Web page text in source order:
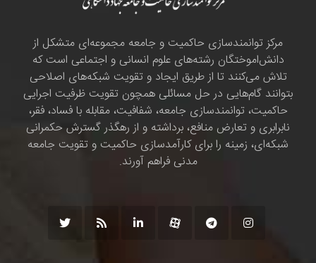
مرکز توانمندسازی حاکمیت و جامعه مجموعه‌ای متشکل از
دانش‌اموختگان رشته‌های علوم انسانی و اجتماعی است که
تلاش می‌کنند تا از طریق ایجاد و تقویت شبکه‌های اصلاحی
بتوانند گام‌هایی در حل مسائلی همچون تقویت ظرفیت اجرایی
حاکمیت، توانمندسازی جامعه، شفافیت، مقابله با فساد، فقر،
نابرابری و تعارض منافع، برداشته و از رهگذر گسترش حکمرانی
شبکه‌ای، زمینه را برای کارآمدسازی حاکمیت و تقویت جامعه
مدنی فراهم آورند.